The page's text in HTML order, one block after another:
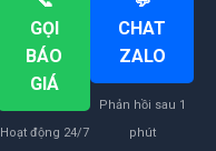
GỌI
BÁO
GIÁ
Hoạt động 24/7
CHAT
ZALO
Phản hồi sau 1
phút